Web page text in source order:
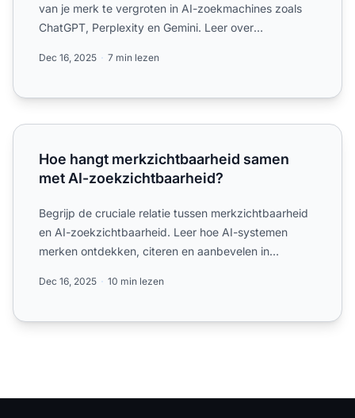
van je merk te vergroten in AI-zoekmachines zoals
ChatGPT, Perplexity en Gemini. Leer over
Dec 16, 2025 7 min lezen
Hoe hangt merkzichtbaarheid samen met AI-
Hoe hangt merkzichtbaarheid samen
met AI-zoekzichtbaarheid?
Begrijp de cruciale relatie tussen merkzichtbaarheid
en AI-zoekzichtbaarheid. Leer hoe AI-systemen
merken ontdekken, citeren en aanbevelen in
Dec 16, 2025 10 min lezen